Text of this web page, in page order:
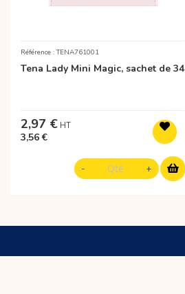
Référence : TENA761001
Tena Lady Mini Magic, sachet de 34
2,97 €
3,56 €